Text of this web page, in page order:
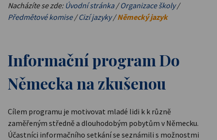
Nacházíte se zde: Úvodní stránka/Organizace školy/
Předmětové komise/Cizí jazyky/Německý jazyk
Informační program Do
Německa na zkušenou
Cílem programu je motivovat mladé lidi k k různě
zaměřeným středně a dlouhodobým pobytům v Německu.
Účastníci informačního setkání se seznámili s možnostmi